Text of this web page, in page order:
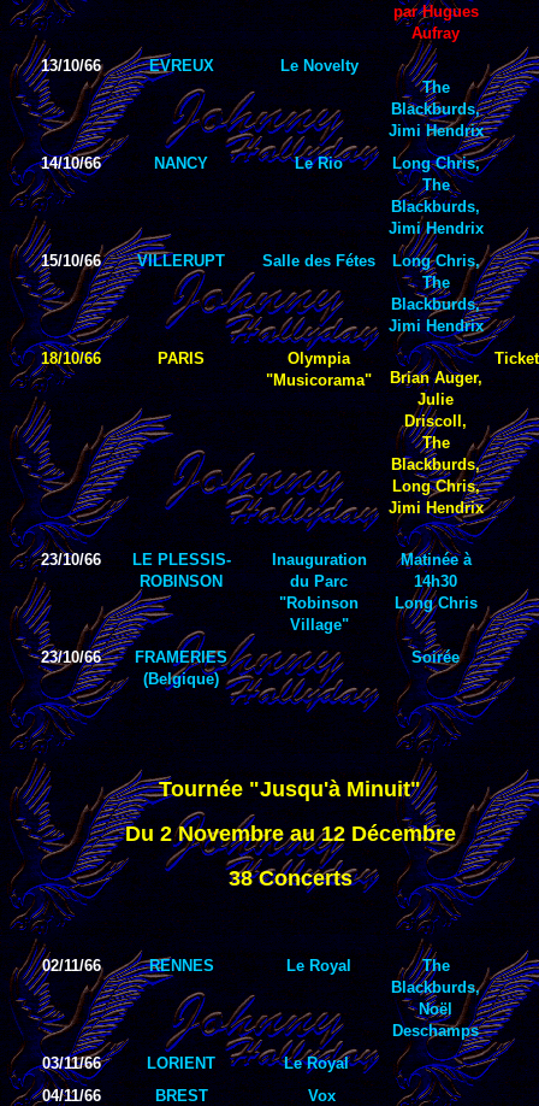
par Hugues
Aufray
13/10/66 EVREUX
Le Novelty
The
Blackburds,
Jimi Hendrix
14/10/66
NANCY Le Rio
Long Chris,
The
Blackburds,
Jimi Hendrix
15/10/66
VILLERUPT Salle des Fétes
Long Chris,
The
Blackburds,
Jimi Hendrix
18/10/66
PARIS
Olympia
"Musicorama"
Brian Auger,
Julie
Driscoll,
The
Blackburds,
Long Chris,
Jimi Hendrix
Ticket
23/10/66
LE PLESSIS-
ROBINSON
Inauguration
du Parc
"Robinson
Village"
Matinée à
14h30
Long Chris
23/10/66
FRAMERIES
(Belgique)
Soirée
Tournée "Jusqu'à Minuit"
Du 2 Novembre au 12 Décembre
38 Concerts
02/11/66 RENNES Le Royal
The
Blackburds,
Noël
Deschamps
03/11/66
LORIENT
Le Royal
04/11/66
BREST
Vox